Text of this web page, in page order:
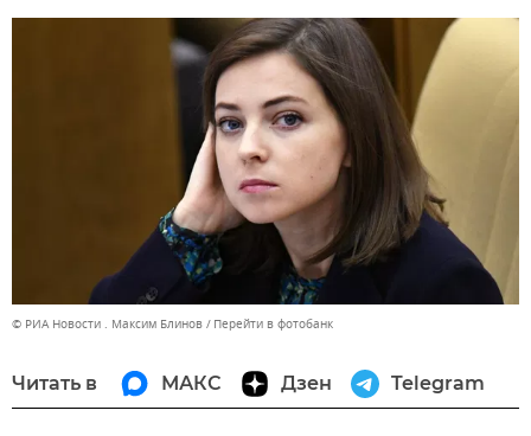
© РИА Новости . Максим Блинов Перейти в фотобанк
Читать в МАКС Дзен Telegram